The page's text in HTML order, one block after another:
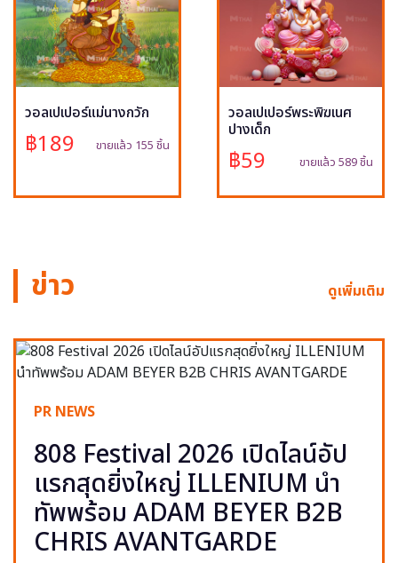
วอลเปเปอร์แม่นางกวัก
฿189 ขายแล้ว 155 ชิ้น
วอลเปเปอร์พระพิฆเนศ
ปางเด็ก
฿59 ขายแล้ว 589 ชิ้น
ข่าว ดูเพิ่มเติม
PR NEWS
808 Festival 2026 เปิดไลน์อัป
แรกสุดยิ่งใหญ่ ILLENIUM นำ
ทัพพร้อม ADAM BEYER B2B
CHRIS AVANTGARDE